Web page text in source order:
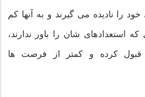
را نادیده می گیرند و به آنها کم
که استعدادهای شان را باور ندارند،
قبول کرده و کمتر از فرصت ها